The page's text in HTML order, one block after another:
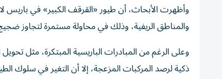
وأظهرت الأبحاث، أن طيور «القرقف الكبير» في باريس
والمناطق الريفية، وذلك في محاولة مستمرة لتجاوز
وعلى الرغم من المبادرات الباريسية المبتكرة، مثل
ذكية لرصد المركبات المزعجة، إلا أن التغير في سلوك